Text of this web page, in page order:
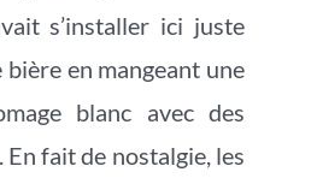
s’installer ici juste
en mangeant une
blanc avec des
fait de nostalgie, les